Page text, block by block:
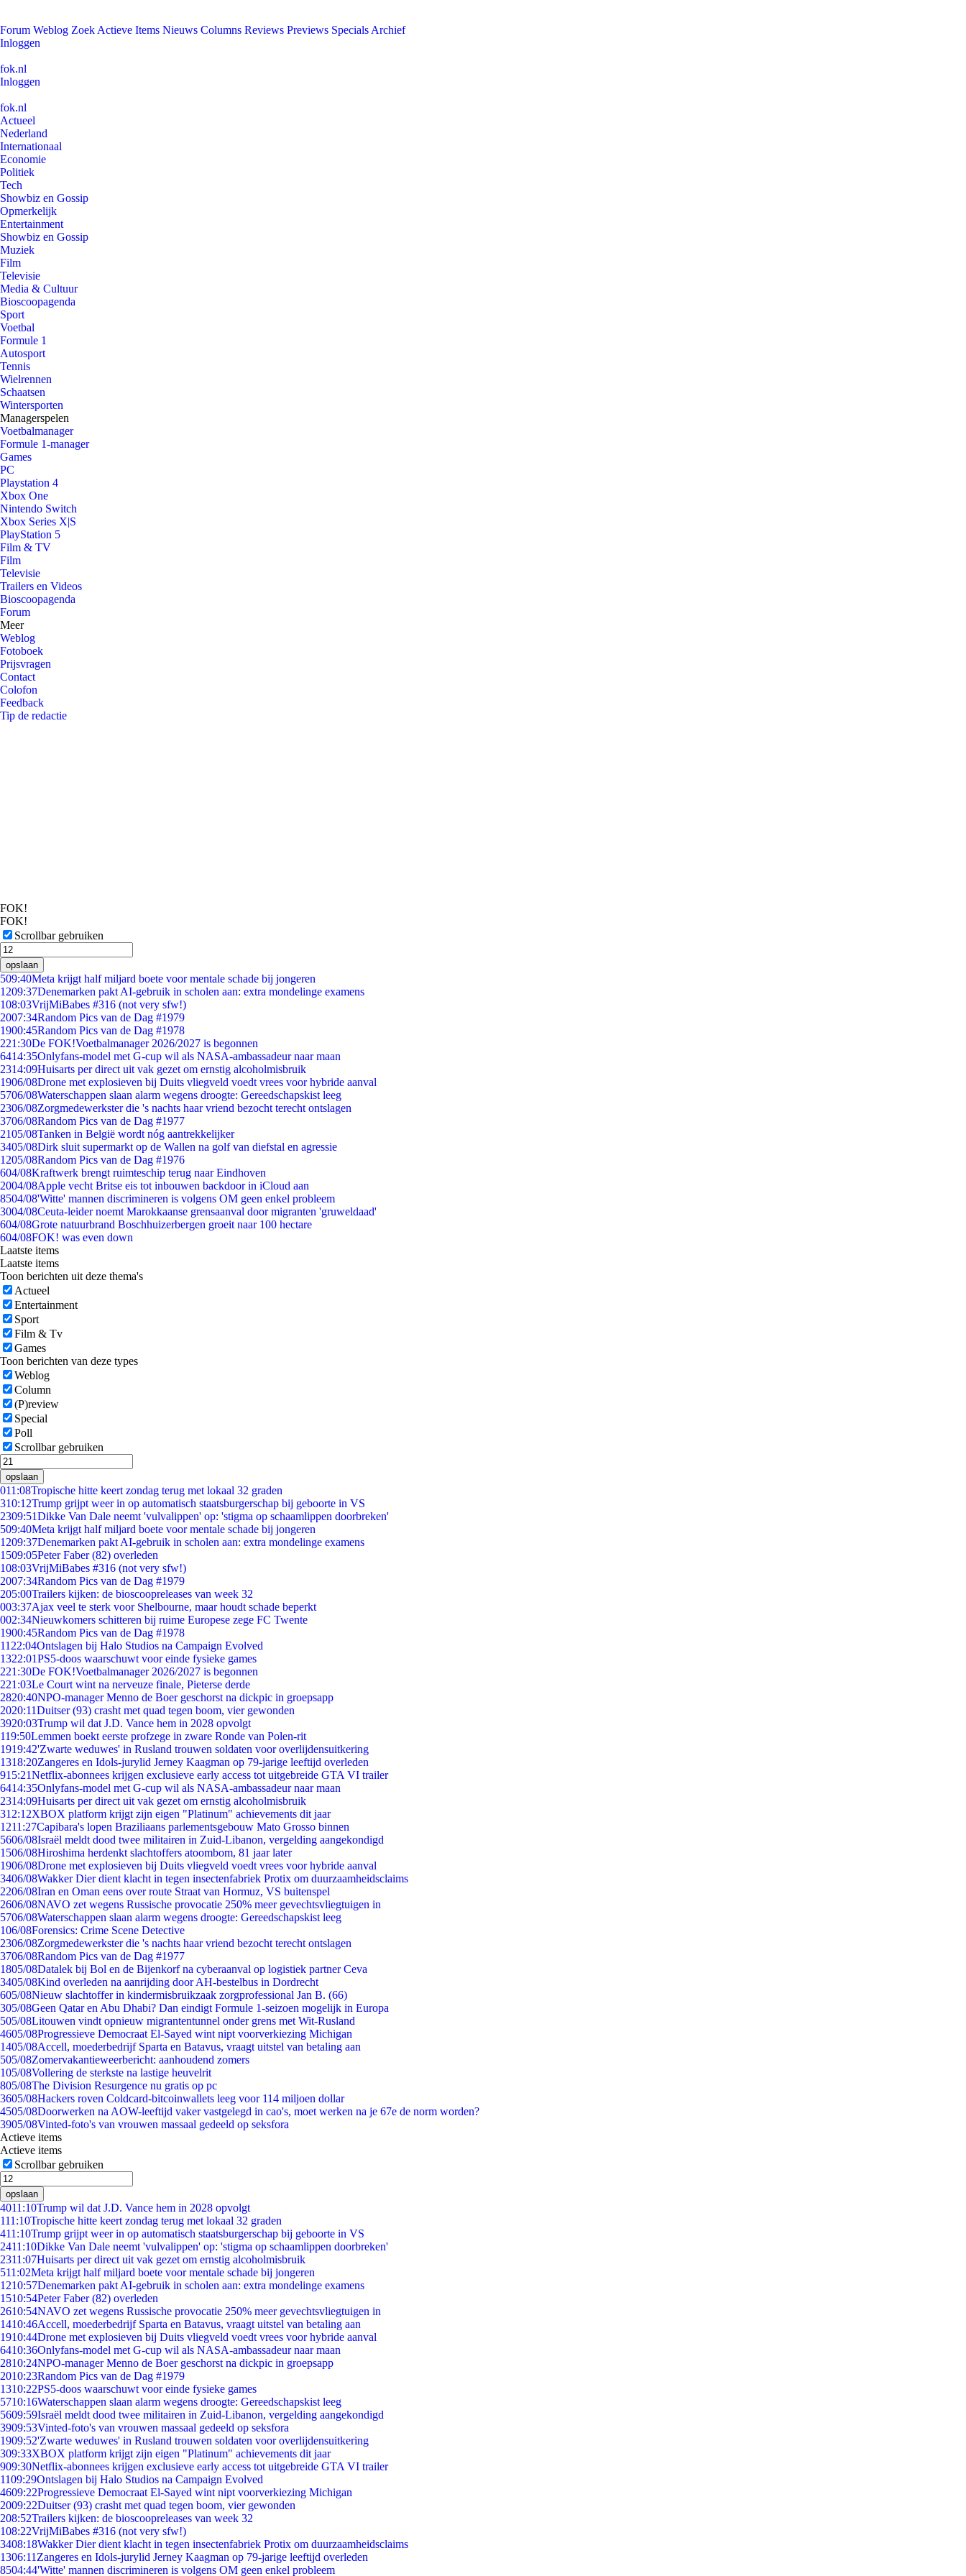
Forum Weblog Zoek Actieve Items Nieuws Columns Reviews Previews Specials Archief
Inloggen
fok.nl
Inloggen
fok.nl
Actueel
Nederland
Internationaal
Economie
Politiek
Tech
Showbiz en Gossip
Opmerkelijk
Entertainment
Showbiz en Gossip
Muziek
Film
Televisie
Media & Cultuur
Bioscoopagenda
Sport
Voetbal
Formule 1
Autosport
Tennis
Wielrennen
Schaatsen
Wintersporten
Managerspelen
Voetbalmanager
Formule 1-manager
Games
PC
Playstation 4
Xbox One
Nintendo Switch
Xbox Series X|S
PlayStation 5
Film & TV
Film
Televisie
Trailers en Videos
Bioscoopagenda
Forum
Meer
Weblog
Fotoboek
Prijsvragen
Contact
Colofon
Feedback
Tip de redactie
FOK!
FOK!
Scrollbar gebruiken
opslaan
509:40Meta krijgt half miljard boete voor mentale schade bij jongeren
1209:37Denemarken pakt AI-gebruik in scholen aan: extra mondelinge examens
108:03VrijMiBabes #316 (not very sfw!)
2007:34Random Pics van de Dag #1979
1900:45Random Pics van de Dag #1978
221:30De FOK!Voetbalmanager 2026/2027 is begonnen
6414:35Onlyfans-model met G-cup wil als NASA-ambassadeur naar maan
2314:09Huisarts per direct uit vak gezet om ernstig alcoholmisbruik
1906/08Drone met explosieven bij Duits vliegveld voedt vrees voor hybride aanval
5706/08Waterschappen slaan alarm wegens droogte: Gereedschapskist leeg
2306/08Zorgmedewerkster die 's nachts haar vriend bezocht terecht ontslagen
3706/08Random Pics van de Dag #1977
2105/08Tanken in België wordt nóg aantrekkelijker
3405/08Dirk sluit supermarkt op de Wallen na golf van diefstal en agressie
1205/08Random Pics van de Dag #1976
604/08Kraftwerk brengt ruimteschip terug naar Eindhoven
2004/08Apple vecht Britse eis tot inbouwen backdoor in iCloud aan
8504/08'Witte' mannen discrimineren is volgens OM geen enkel probleem
3004/08Ceuta-leider noemt Marokkaanse grensaanval door migranten 'gruweldaad'
604/08Grote natuurbrand Boschhuizerbergen groeit naar 100 hectare
604/08FOK! was even down
Laatste items
Laatste items
Toon berichten uit deze thema's
Actueel
Entertainment
Sport
Film & Tv
Games
Toon berichten van deze types
Weblog
Column
(P)review
Special
Poll
Scrollbar gebruiken
opslaan
011:08Tropische hitte keert zondag terug met lokaal 32 graden
310:12Trump grijpt weer in op automatisch staatsburgerschap bij geboorte in VS
2309:51Dikke Van Dale neemt 'vulvalippen' op: 'stigma op schaamlippen doorbreken'
509:40Meta krijgt half miljard boete voor mentale schade bij jongeren
1209:37Denemarken pakt AI-gebruik in scholen aan: extra mondelinge examens
1509:05Peter Faber (82) overleden
108:03VrijMiBabes #316 (not very sfw!)
2007:34Random Pics van de Dag #1979
205:00Trailers kijken: de bioscoopreleases van week 32
003:37Ajax veel te sterk voor Shelbourne, maar houdt schade beperkt
002:34Nieuwkomers schitteren bij ruime Europese zege FC Twente
1900:45Random Pics van de Dag #1978
11 22:04Ontslagen bij Halo Studios na Campaign Evolved
1322:01PS5-doos waarschuwt voor einde fysieke games
221:30De FOK!Voetbalmanager 2026/2027 is begonnen
221:03Le Court wint na nerveuze finale, Pieterse derde
2820:40NPO-manager Menno de Boer geschorst na dickpic in groepsapp
2020:11Duitser (93) crasht met quad tegen boom, vier gewonden
3920:03Trump wil dat J.D. Vance hem in 2028 opvolgt
119:50Lemmen boekt eerste profzege in zware Ronde van Polen-rit
1919:42'Zwarte weduwes' in Rusland trouwen soldaten voor overlijdensuitkering
1318:20Zangeres en Idols-jurylid Jerney Kaagman op 79-jarige leeftijd overleden
915:21Netflix-abonnees krijgen exclusieve early access tot uitgebreide GTA VI trailer
6414:35Onlyfans-model met G-cup wil als NASA-ambassadeur naar maan
2314:09Huisarts per direct uit vak gezet om ernstig alcoholmisbruik
312:12XBOX platform krijgt zijn eigen "Platinum" achievements dit jaar
1211:27Capibara's lopen Braziliaans parlementsgebouw Mato Grosso binnen
5606/08Israël meldt dood twee militairen in Zuid-Libanon, vergelding aangekondigd
1506/08Hiroshima herdenkt slachtoffers atoombom, 81 jaar later
1906/08Drone met explosieven bij Duits vliegveld voedt vrees voor hybride aanval
3406/08Wakker Dier dient klacht in tegen insectenfabriek Protix om duurzaamheidsclaims
2206/08Iran en Oman eens over route Straat van Hormuz, VS buitenspel
2606/08NAVO zet wegens Russische provocatie 250% meer gevechtsvliegtuigen in
5706/08Waterschappen slaan alarm wegens droogte: Gereedschapskist leeg
106/08Forensics: Crime Scene Detective
2306/08Zorgmedewerkster die 's nachts haar vriend bezocht terecht ontslagen
3706/08Random Pics van de Dag #1977
1805/08Datalek bij Bol en de Bijenkorf na cyberaanval op logistiek partner Ceva
3405/08Kind overleden na aanrijding door AH-bestelbus in Dordrecht
605/08Nieuw slachtoffer in kindermisbruikzaak zorgprofessional Jan B. (66)
305/08Geen Qatar en Abu Dhabi? Dan eindigt Formule 1-seizoen mogelijk in Europa
505/08Litouwen vindt opnieuw migrantentunnel onder grens met Wit-Rusland
4605/08Progressieve Democraat El-Sayed wint nipt voorverkiezing Michigan
1405/08Accell, moederbedrijf Sparta en Batavus, vraagt uitstel van betaling aan
505/08Zomervakantieweerbericht: aanhoudend zomers
105/08Vollering de sterkste na lastige heuvelrit
805/08The Division Resurgence nu gratis op pc
3605/08Hackers roven Coldcard-bitcoinwallets leeg voor 114 miljoen dollar
4505/08Doorwerken na AOW-leeftijd vaker vastgelegd in cao's, moet werken na je 67e de norm worden?
3905/08Vinted-foto's van vrouwen massaal gedeeld op seksfora
Actieve items
Actieve items
Scrollbar gebruiken
opslaan
4011:10Trump wil dat J.D. Vance hem in 2028 opvolgt
111:10Tropische hitte keert zondag terug met lokaal 32 graden
411:10Trump grijpt weer in op automatisch staatsburgerschap bij geboorte in VS
2411:10Dikke Van Dale neemt 'vulvalippen' op: 'stigma op schaamlippen doorbreken'
2311:07Huisarts per direct uit vak gezet om ernstig alcoholmisbruik
511:02Meta krijgt half miljard boete voor mentale schade bij jongeren
1210:57Denemarken pakt AI-gebruik in scholen aan: extra mondelinge examens
1510:54Peter Faber (82) overleden
2610:54NAVO zet wegens Russische provocatie 250% meer gevechtsvliegtuigen in
1410:46Accell, moederbedrijf Sparta en Batavus, vraagt uitstel van betaling aan
1910:44Drone met explosieven bij Duits vliegveld voedt vrees voor hybride aanval
6410:36Onlyfans-model met G-cup wil als NASA-ambassadeur naar maan
2810:24NPO-manager Menno de Boer geschorst na dickpic in groepsapp
2010:23Random Pics van de Dag #1979
1310:22PS5-doos waarschuwt voor einde fysieke games
5710:16Waterschappen slaan alarm wegens droogte: Gereedschapskist leeg
5609:59Israël meldt dood twee militairen in Zuid-Libanon, vergelding aangekondigd
3909:53Vinted-foto's van vrouwen massaal gedeeld op seksfora
1909:52'Zwarte weduwes' in Rusland trouwen soldaten voor overlijdensuitkering
309:33XBOX platform krijgt zijn eigen "Platinum" achievements dit jaar
909:30Netflix-abonnees krijgen exclusieve early access tot uitgebreide GTA VI trailer
1109:29Ontslagen bij Halo Studios na Campaign Evolved
4609:22Progressieve Democraat El-Sayed wint nipt voorverkiezing Michigan
2009:22Duitser (93) crasht met quad tegen boom, vier gewonden
208:52Trailers kijken: de bioscoopreleases van week 32
108:22VrijMiBabes #316 (not very sfw!)
3408:18Wakker Dier dient klacht in tegen insectenfabriek Protix om duurzaamheidsclaims
1306:11 Zangeres en Idols-jurylid Jerney Kaagman op 79-jarige leeftijd overleden
8504:44'Witte' mannen discrimineren is volgens OM geen enkel probleem